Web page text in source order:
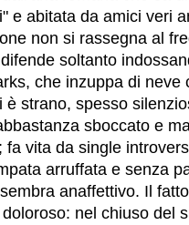
e abitata da amici veri
non si rassegna al
soltanto
che inzuppa di neve
è strano, spesso
sboccato e
fa vita da single
arruffata e senza
anaffettivo. Il
nel chiuso del